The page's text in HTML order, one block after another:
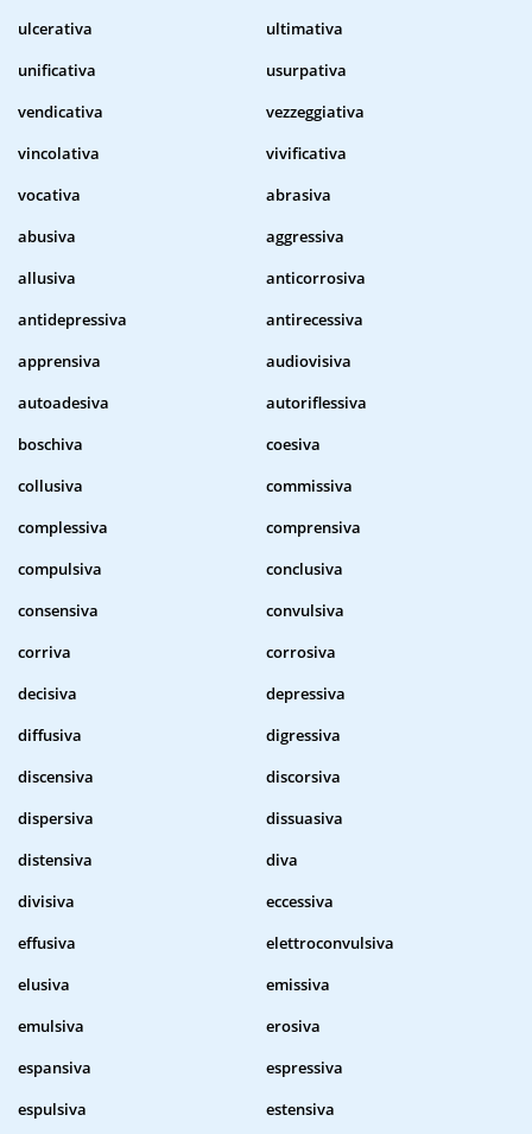
ulcerativa
ultimativa
unificativa
usurpativa
vendicativa
vezzeggiativa
vincolativa
vivificativa
vocativa
abrasiva
abusiva
aggressiva
allusiva
anticorrosiva
antidepressiva
antirecessiva
apprensiva
audiovisiva
autoadesiva
autoriflessiva
boschiva
coesiva
collusiva
commissiva
complessiva
comprensiva
compulsiva
conclusiva
consensiva
convulsiva
corriva
corrosiva
decisiva
depressiva
diffusiva
digressiva
discensiva
discorsiva
dispersiva
dissuasiva
distensiva
diva
divisiva
eccessiva
effusiva
elettroconvulsiva
elusiva
emissiva
emulsiva
erosiva
espansiva
espressiva
espulsiva
estensiva